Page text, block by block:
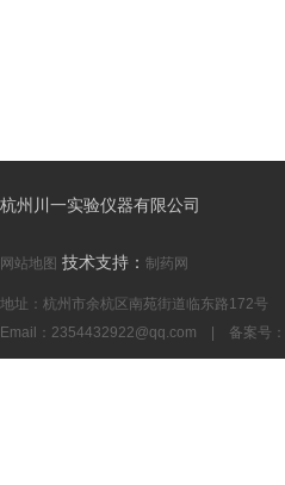
杭州川一实验仪器有限公司
网站地图 技术支持： 制药网
地址：杭州市余杭区南苑街道临东路172号
Email： 2354432922@qq.com | 备案号：